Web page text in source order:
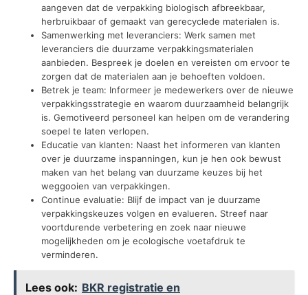
aangeven dat de verpakking biologisch afbreekbaar,
herbruikbaar of gemaakt van gerecyclede materialen is.
Samenwerking met leveranciers: Werk samen met
leveranciers die duurzame verpakkingsmaterialen
aanbieden. Bespreek je doelen en vereisten om ervoor te
zorgen dat de materialen aan je behoeften voldoen.
Betrek je team: Informeer je medewerkers over de nieuwe
verpakkingsstrategie en waarom duurzaamheid belangrijk
is. Gemotiveerd personeel kan helpen om de verandering
soepel te laten verlopen.
Educatie van klanten: Naast het informeren van klanten
over je duurzame inspanningen, kun je hen ook bewust
maken van het belang van duurzame keuzes bij het
weggooien van verpakkingen.
Continue evaluatie: Blijf de impact van je duurzame
verpakkingskeuzes volgen en evalueren. Streef naar
voortdurende verbetering en zoek naar nieuwe
mogelijkheden om je ecologische voetafdruk te
verminderen.
Lees ook: BKR registratie en